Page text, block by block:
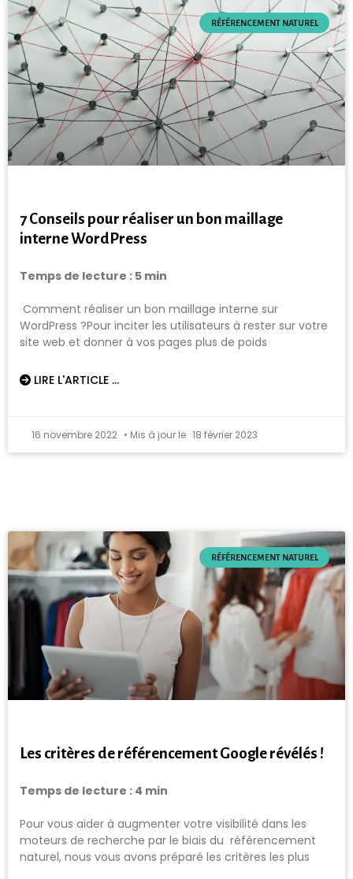
RÉFÉRENCEMENT NATUREL
7 Conseils pour réaliser un bon maillage
interne WordPress
Temps de lecture : 5 min
Comment réaliser un bon maillage interne sur
WordPress ?Pour inciter les utilisateurs à rester sur votre
site web et donner à vos pages plus de poids
LIRE L'ARTICLE ...
16 novembre 2022 18 février 2023
RÉFÉRENCEMENT NATUREL
Les critères de référencement Google révélés !
Temps de lecture : 4 min
Pour vous aider à augmenter votre visibilité dans les
moteurs de recherche par le biais du référencement
naturel, nous vous avons préparé les critères les plus